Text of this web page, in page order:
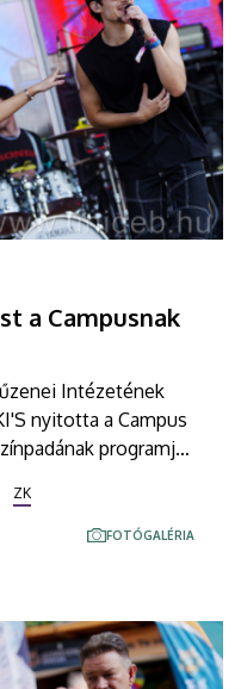
a Campusnak
Intézetének
nyitotta a Campus
programját
közönségre, többek
Williams
ZK
FOTÓGALÉRIA